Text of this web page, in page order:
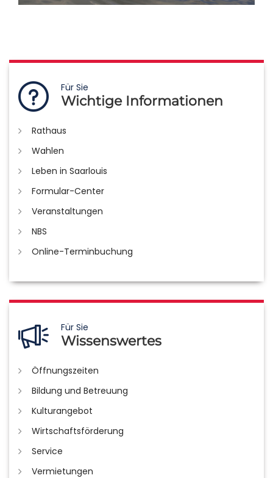
Für Sie
Wichtige Informationen
Rathaus
Wahlen
Leben in Saarlouis
Formular-Center
Veranstaltungen
NBS
Online-Terminbuchung
Für Sie
Wissenswertes
Öffnungszeiten
Bildung und Betreuung
Kulturangebot
Wirtschaftsförderung
Service
Vermietungen